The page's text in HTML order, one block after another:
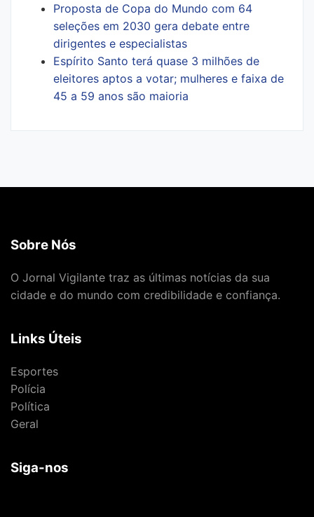
Proposta de Copa do Mundo com 64
seleções em 2030 gera debate entre
dirigentes e especialistas
Espírito Santo terá quase 3 milhões de
eleitores aptos a votar; mulheres e faixa de
45 a 59 anos são maioria
Sobre Nós
O Jornal Vigilante traz as últimas notícias da sua
cidade e do mundo com credibilidade e confiança.
Links Úteis
Esportes
Polícia
Política
Geral
Siga-nos